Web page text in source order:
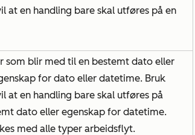
at en handling bare skal utføres på en
som blir med til en bestemt dato eller
for dato eller datetime. Bruk
at en handling bare skal utføres på
dato eller egenskap for datetime.
med alle typer arbeidsflyt.